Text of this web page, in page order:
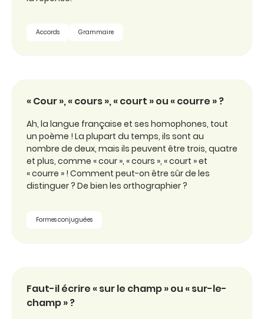
Accords Grammaire
« Cour », « cours », « court » ou « courre » ?
Ah, la langue française et ses homophones, tout
un poème ! La plupart du temps, ils sont au
nombre de deux, mais ils peuvent être trois, quatre
et plus, comme « cour », « cours », « court » et
« courre » ! Comment peut-on être sûr de les
distinguer ? De bien les orthographier ?
Formes conjuguées
Faut-il écrire « sur le champ » ou « sur-le-
champ » ?